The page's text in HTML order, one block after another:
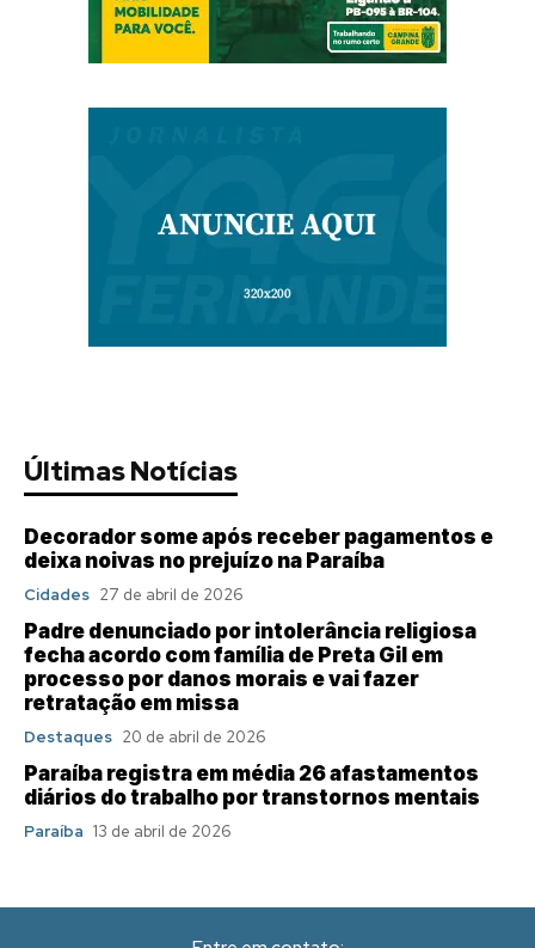
Últimas Notícias
Decorador some após receber pagamentos e
deixa noivas no prejuízo na Paraíba
Cidades 27 de abril de 2026
Padre denunciado por intolerância religiosa
fecha acordo com família de Preta Gil em
processo por danos morais e vai fazer
retratação em missa
Destaques 20 de abril de 2026
Paraíba registra em média 26 afastamentos
diários do trabalho por transtornos mentais
Paraíba 13 de abril de 2026